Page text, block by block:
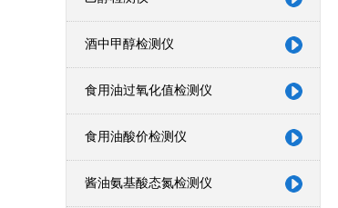
酒中甲醇检测仪
食用油过氧化值检测仪
食用油酸价检测仪
酱油氨基酸态氮检测仪